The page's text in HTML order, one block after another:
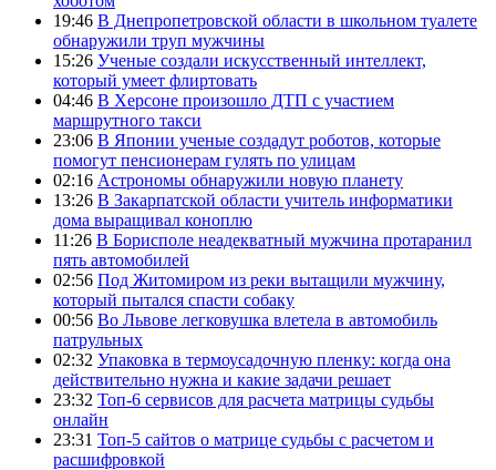
19:46 В Днепропетровской области в школьном туалете
обнаружили труп мужчины
15:26 Ученые создали искусственный интеллект,
который умеет флиртовать
04:46 В Херсоне произошло ДТП с участием
маршрутного такси
23:06 В Японии ученые создадут роботов, которые
помогут пенсионерам гулять по улицам
02:16 Астрономы обнаружили новую планету
13:26 В Закарпатской области учитель информатики
дома выращивал коноплю
11:26 В Борисполе неадекватный мужчина протаранил
пять автомобилей
02:56 Под Житомиром из реки вытащили мужчину,
который пытался спасти собаку
00:56 Во Львове легковушка влетела в автомобиль
патрульных
02:32 Упаковка в термоусадочную пленку: когда она
действительно нужна и какие задачи решает
23:32 Топ-6 сервисов для расчета матрицы судьбы
онлайн
23:31 Топ-5 сайтов о матрице судьбы с расчетом и
расшифровкой